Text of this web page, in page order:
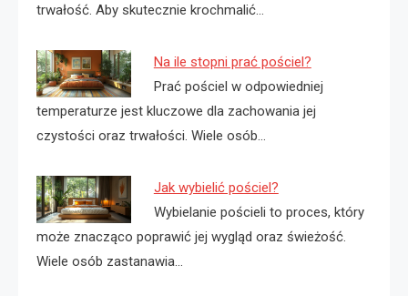
trwałość. Aby skutecznie krochmalić…
Na ile stopni prać pościel?
Prać pościel w odpowiedniej
temperaturze jest kluczowe dla zachowania jej
czystości oraz trwałości. Wiele osób…
Jak wybielić pościel?
Wybielanie pościeli to proces, który
może znacząco poprawić jej wygląd oraz świeżość.
Wiele osób zastanawia…